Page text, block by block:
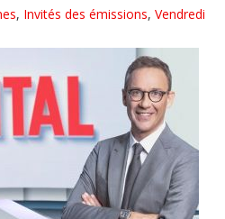
, Invités des émissions, Vendredi